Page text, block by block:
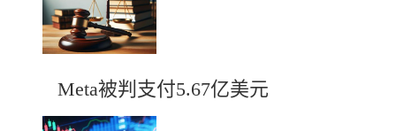
Meta被判支付5.67亿美元